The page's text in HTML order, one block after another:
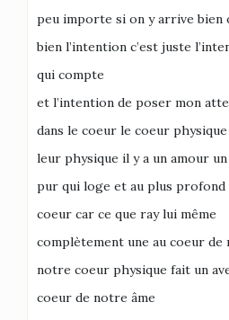
peu importe si on y arrive bien
bien l’intention c’est juste
qui compte
et l’intention de poser mon
dans le coeur le coeur physique
leur physique il y a un amour
pur qui loge et au plus profond
coeur car ce que ray lui même
complètement une au coeur de
notre coeur physique fait un
coeur de notre âme